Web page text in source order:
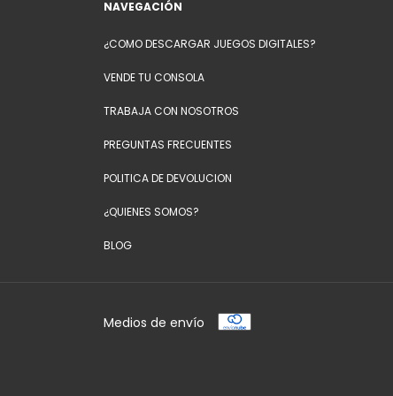
NAVEGACIÓN
¿COMO DESCARGAR JUEGOS DIGITALES?
VENDE TU CONSOLA
TRABAJA CON NOSOTROS
PREGUNTAS FRECUENTES
POLITICA DE DEVOLUCION
¿QUIENES SOMOS?
BLOG
Medios de envío